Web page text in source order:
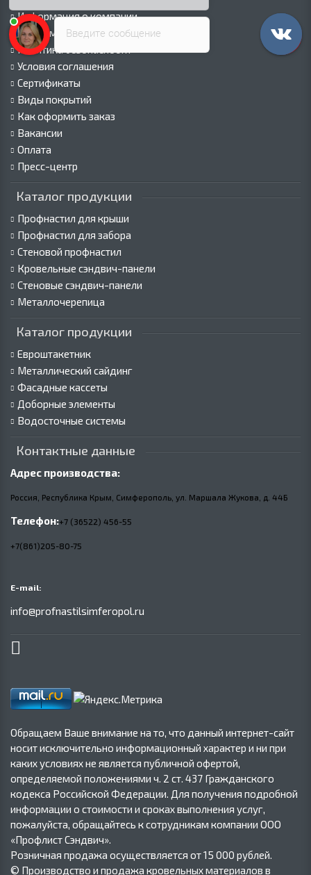
Информация о компании
Информация о доставке
Политика безопасности
Условия соглашения
Сертификаты
Виды покрытий
Как оформить заказ
Вакансии
Оплата
Пресс-центр
Каталог продукции
Профнастил для крыши
Профнастил для забора
Стеновой профнастил
Кровельные сэндвич-панели
Стеновые сэндвич-панели
Металлочерепица
Каталог продукции
Евроштакетник
Металлический сайдинг
Фасадные кассеты
Доборные элементы
Водосточные системы
Контактные данные
Адрес производства:
Россия, Республика Крым, Симферополь, ул. Маршала Жукова, д. 44Б
Телефон:+7 (36522) 456-55
+7(861)205-80-75
E-mail:
info@profnastilsimferopol.ru
Обращаем Ваше внимание на то, что данный интернет-сайт
носит исключительно информационный характер и ни при
каких условиях не является публичной офертой,
определяемой положениями ч. 2 ст. 437 Гражданского
кодекса Российской Федерации. Для получения подробной
информации о стоимости и сроках выполнения услуг,
пожалуйста, обращайтесь к сотрудникам компании ООО
«Профлист Сэндвич».
Розничная продажа осуществляется от 15 000 рублей.
© Производство и продажа кровельных материалов в
Введите сообщение